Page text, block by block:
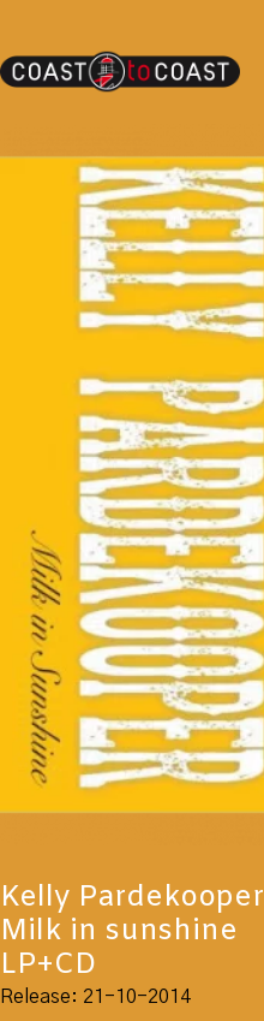
Kelly Pardekooper
Milk in sunshine
LP+CD
Release: 21-10-2014